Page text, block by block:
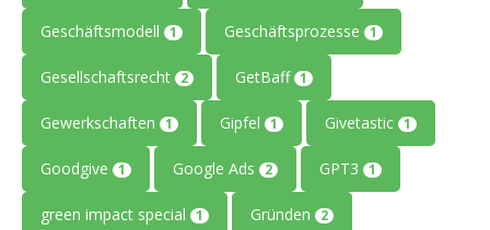
Geschäftsmodell 1 Geschäftsprozesse 1
Gesellschaftsrecht 2 GetBaff 1
Gewerkschaften 1 Gipfel 1 Givetastic 1
Goodgive 1 Google Ads 2 GPT3 1
green impact special 1 Gründen 2